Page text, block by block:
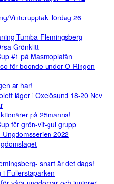
Vinterupptakt lördag 26
Tumba-Flemingsberg
Grönklitt
#1 på Masmoplatån
för boende under O-Ringen
är här!
läger i Oxelösund 18-20 Nov
på 25manna!
för grön-vit-gul grupp
Ungdomsserien 2022
snart är det dags!
i Fullerstaparken